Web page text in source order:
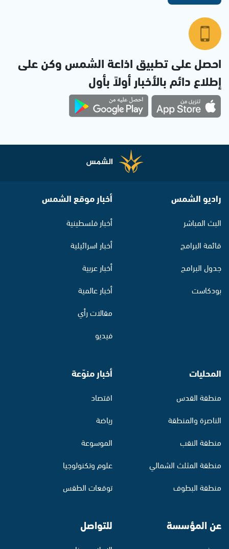
احصل على تطبيق اذاعة الشمس وكن على
إطلاع دائم بالأخبار أولاً بأول
راديو الشمس
البث المباشر
قائمة البرامج
جدول البرامج
بودكاست
أخبار موقع الشمس
أخبار فلسطينية
أخبار اسرائيلية
أخبار عربية
أخبار عالمية
مقالات رأي
فيديو
المحليات
منطقة القدس
الناصرة والمنطقة
منطقة النقب
منطقة المثلث الشمالي
منطقة البطوف
أخبار منوّعة
اقتصاد
رياضة
الموسوعة
علوم وتكنولوجيا
توقعات الطقس
عن المؤسسة للتواصل